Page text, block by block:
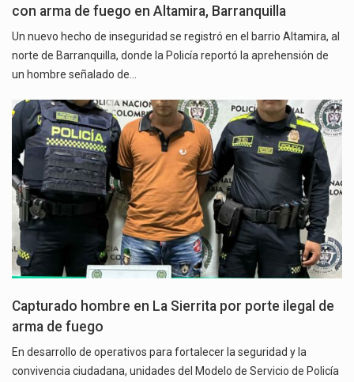
con arma de fuego en Altamira, Barranquilla
Un nuevo hecho de inseguridad se registró en el barrio Altamira, al
norte de Barranquilla, donde la Policía reportó la aprehensión de
un hombre señalado de…
Capturado hombre en La Sierrita por porte ilegal de
arma de fuego
En desarrollo de operativos para fortalecer la seguridad y la
convivencia ciudadana, unidades del Modelo de Servicio de Policía